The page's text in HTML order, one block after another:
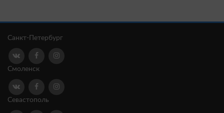
Санкт-Петербург
Смоленск
Севастополь